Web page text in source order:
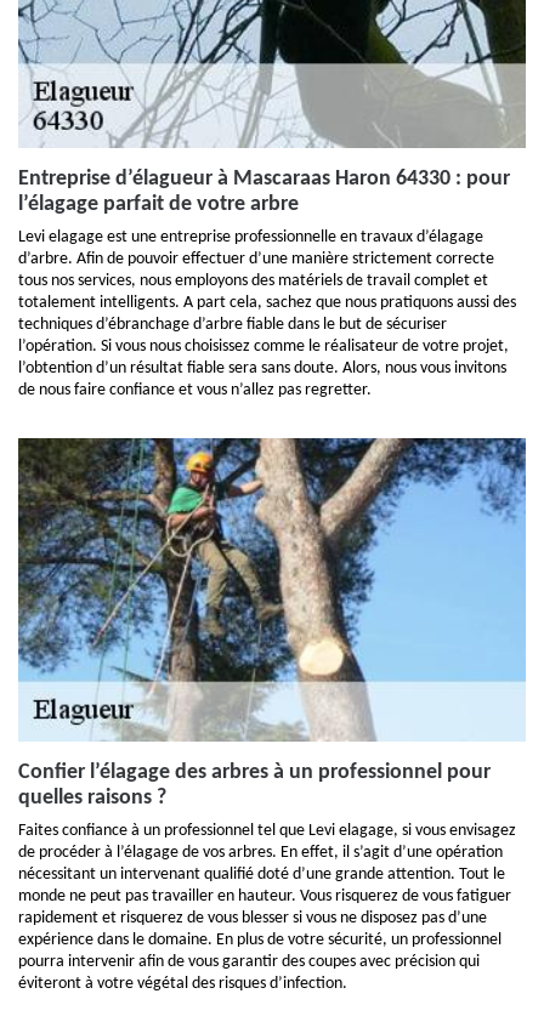
Entreprise d’élagueur à Mascaraas Haron 64330 : pour
l’élagage parfait de votre arbre
Levi elagage est une entreprise professionnelle en travaux d’élagage
d’arbre. Afin de pouvoir effectuer d’une manière strictement correcte
tous nos services, nous employons des matériels de travail complet et
totalement intelligents. A part cela, sachez que nous pratiquons aussi des
techniques d’ébranchage d’arbre fiable dans le but de sécuriser
l’opération. Si vous nous choisissez comme le réalisateur de votre projet,
l’obtention d’un résultat fiable sera sans doute. Alors, nous vous invitons
de nous faire confiance et vous n’allez pas regretter.
Confier l’élagage des arbres à un professionnel pour
quelles raisons ?
Faites confiance à un professionnel tel que Levi elagage, si vous envisagez
de procéder à l’élagage de vos arbres. En effet, il s’agit d’une opération
nécessitant un intervenant qualifié doté d’une grande attention. Tout le
monde ne peut pas travailler en hauteur. Vous risquerez de vous fatiguer
rapidement et risquerez de vous blesser si vous ne disposez pas d’une
expérience dans le domaine. En plus de votre sécurité, un professionnel
pourra intervenir afin de vous garantir des coupes avec précision qui
éviteront à votre végétal des risques d’infection.